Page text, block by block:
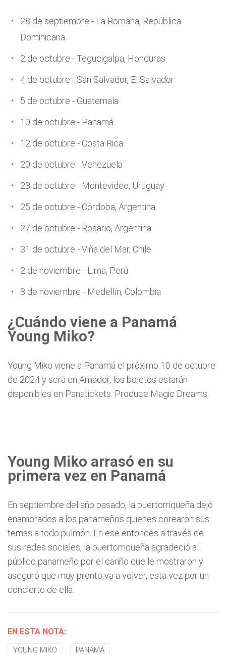
28 de septiembre - La Romana, República
Dominicana
2 de octubre - Tegucigalpa, Honduras
4 de octubre - San Salvador, El Salvador
5 de octubre - Guatemala
10 de octubre - Panamá
12 de octubre - Costa Rica
20 de octubre - Venezuela
23 de octubre - Montevideo, Uruguay
25 de octubre - Córdoba, Argentina
27 de octubre - Rosario, Argentina
31 de octubre - Viña del Mar, Chile
2 de noviembre - Lima, Perú
8 de noviembre - Medellín, Colombia
¿Cuándo viene a Panamá
Young Miko?
Young Miko viene a Panamá el próximo 10 de octubre
de 2024 y será en Amador, los boletos estarán
disponibles en Panatickets. Produce Magic Dreams.
Young Miko arrasó en su
primera vez en Panamá
En septiembre del año pasado, la puertorriqueña dejó
enamorados a los panameños quienes corearon sus
temas a todo pulmón. En ese entonces a través de
sus redes sociales, la puertorriqueña agradeció al
público panameño por el cariño que le mostraron y
aseguró que muy pronto va a volver, esta vez por un
concierto de ella.
EN ESTA NOTA:
YOUNG MIKO PANAMÁ